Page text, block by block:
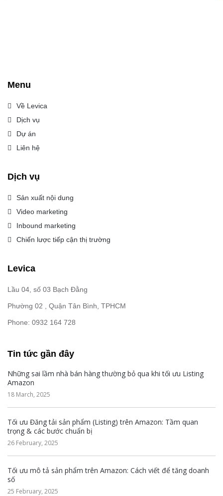
Menu
Về Levica
Dịch vụ
Dự án
Liên hệ
Dịch vụ
Sản xuất nội dung
Video marketing
Inbound marketing
Chiến lược tiếp cận thị trường
Levica
Lầu 04, số 03 Bạch Đằng
Phường 02 , Quận Tân Bình, TPHCM
Phone: 0932 164 728
Tin tức gần đây
Những sai lầm nhà bán hàng thường bỏ qua khi tối ưu Listing
Amazon
18 March, 2025
Tối ưu Đăng tải sản phẩm (Listing) trên Amazon: Tầm quan
trọng & các bước chuẩn bị
26 February, 2025
Tối ưu mô tả sản phẩm trên Amazon: Cách viết để tăng doanh
số
25 February, 2025